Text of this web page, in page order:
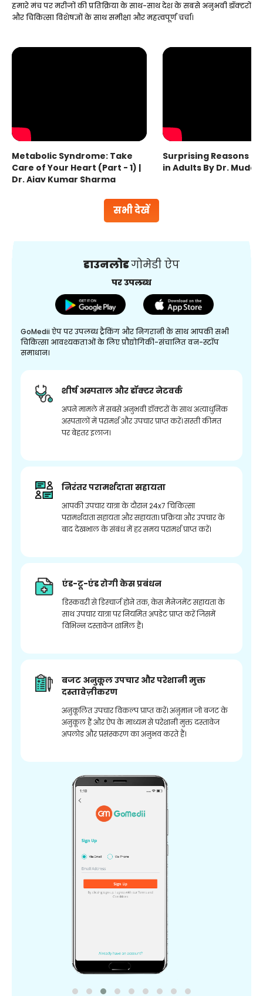
सभी देखें
हमारे मंच पर मरीजों की प्रतिक्रिया के साथ-साथ देश के सबसे अनुभवी डॉक्टरों
और चिकित्सा विशेषज्ञों के साथ समीक्षा और महत्वपूर्ण चर्चा।
Metabolic Syndrome: Take
Care of Your Heart (Part - 1) |
Dr. Ajay Kumar Sharma
Surprising Reasons
in Adults By Dr.
डाउनलोडगोमेडी ऐप
पर उपलब्ध
GoMedii ऐप पर उपलब्ध ट्रैकिंग और निगरानी के साथ आपकी सभी
चिकित्सा आवश्यकताओं के लिए प्रौद्योगिकी-संचालित वन-स्टॉप
समाधान।
शीर्ष अस्पताल और डॉक्टर नेटवर्क
अपने मामले में सबसे अनुभवी डॉक्टरों के साथ अत्याधुनिक
अस्पतालों में परामर्श और उपचार प्राप्त करें। सस्ती कीमत
पर बेहतर इलाज।
निरंतर परामर्शदाता सहायता
आपकी उपचार यात्रा के दौरान 24x7 चिकित्सा
परामर्शदाता सहायता और सहायता। प्रक्रिया और उपचार के
बाद देखभाल के संबंध में हर समय परामर्श प्राप्त करें।
एंड-टू-एंड रोगी केस प्रबंधन
डिस्कवरी से डिस्चार्ज होने तक, केस मैनेजमेंट सहायता के
साथ उपचार यात्रा पर नियमित अपडेट प्राप्त करें जिसमें
विभिन्न दस्तावेज शामिल हैं।
बजट अनुकूल उपचार और परेशानी मुक्त
दस्तावेज़ीकरण
अनुकूलित उपचार विकल्प प्राप्त करें। अनुमान जो बजट के
अनुकूल हैं और ऐप के माध्यम से परेशानी मुक्त दस्तावेज
अपलोड और प्रसंस्करण का अनुभव करते हैं।